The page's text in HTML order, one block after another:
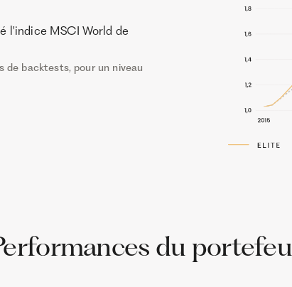
l'indice MSCI World de
backtests, pour un niveau
du